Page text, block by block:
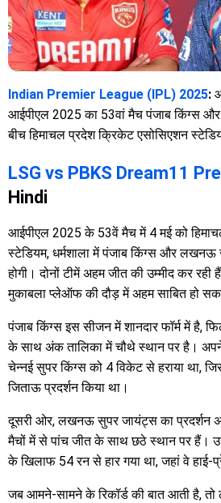
Indian Premier League (IPL) 2025:
आईपीएल 2025 का 53वां मैच पंजाब किंग्स
बीच हिमाचल प्रदेश क्रिकेट एसोसिएशन
LSG vs PBKS Dream11
Hindi
आईपीएल 2025 के 53वें मैच में 4 मई को
स्टेडियम, धर्मशाला में पंजाब किंग्स और
होगी। दोनों टीमें अहम जीत की उम्मीद कर
मुकाबला प्लेऑफ की दौड़ में अहम साबित हो
पंजाब किंग्स इस सीजन में शानदार फॉर्म में है,
के साथ अंक तालिका में चौथे स्थान पर है।
चेन्नई सुपर किंग्स को 4 विकेट से हराया था,
जिताऊ प्रदर्शन किया था।
दूसरी ओर, लखनऊ सुपर जायंट्स का प्रदर्शन
मैचों में से पांच जीत के साथ छठे स्थान पर हैं।
के खिलाफ 54 रन से हार गया था, जहां वे
जब आमने-सामने के रिकॉर्ड की बात आती है,